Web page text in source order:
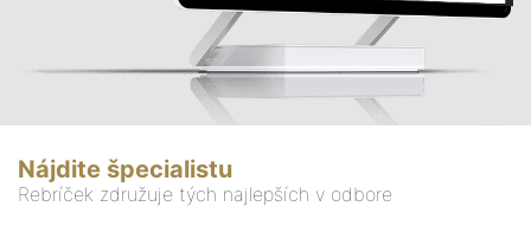
Nájdite špecialistu
Rebríček združuje tých najlepších v odbore